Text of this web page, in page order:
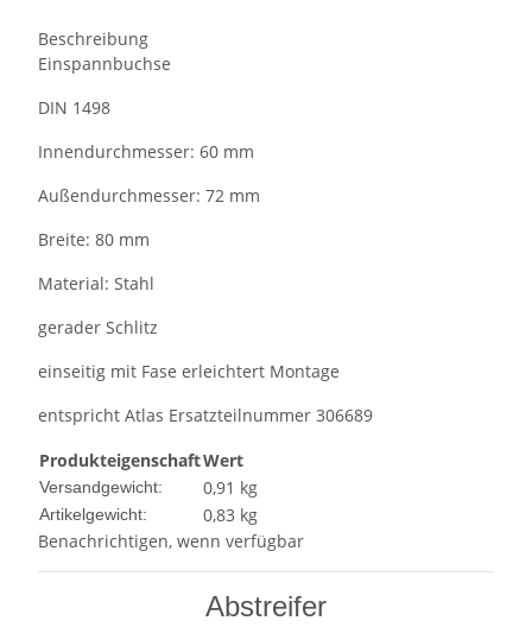
Beschreibung
Einspannbuchse
DIN 1498
Innendurchmesser: 60 mm
Außendurchmesser: 72 mm
Breite: 80 mm
Material: Stahl
gerader Schlitz
einseitig mit Fase erleichtert Montage
entspricht Atlas Ersatzteilnummer 306689
ProdukteigenschaftWert
Versandgewicht: 0,91 kg
Artikelgewicht: 0,83 kg
Benachrichtigen, wenn verfügbar
Abstreifer